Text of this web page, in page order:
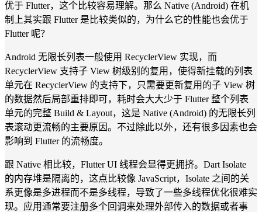
优于 Flutter，这个比较容易理解。那么 Native (Android) 在机
制上其实跟 Flutter 是比较类似的，为什么它的性能也会优于
Flutter 呢？
Android 无限长列表一般使用 RecyclerView 实现，而
RecyclerView 支持子 View 树级别的复用，使得新挂载的列表
单元在 RecyclerView 的支持下，只需要更新复用的子 View 树
的数据然后局部重排即可，耗时会大大少于 Flutter 整个列表
单元的完整 Build & Layout，这是 Native (Android) 的无限长列
表滚动更流畅的主要原因。不过除此以外，还有很多因素也会
影响到 Flutter 的流畅度。
跟 Native 相比较，Flutter UI 线程会显得更拥挤。Dart Isolate
的内存堆是隔离的，这点比较像 JavaScript，Isolate 之间的关
系更像是多进程而不是多线程，导致了一些多线程优化很难实
现。应用通常要注册多个回调来处理外部传入的数据或者事